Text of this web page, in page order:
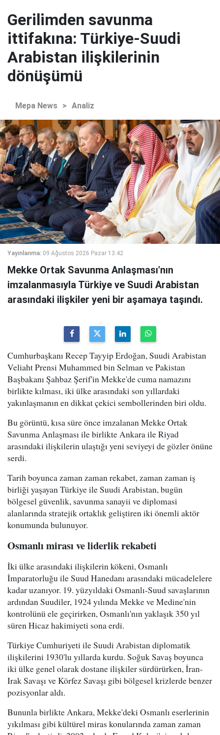
Gerilimden savunma
ittifakına: Türkiye-Suudi
Arabistan ilişkilerinin
dönüşümü
Mepa News > Analiz
Yayınlanma: 09 Ağustos 2026 Pazar 13:42
Mekke Ortak Savunma Anlaşması'nın
imzalanmasıyla Türkiye ve Suudi Arabistan
arasındaki ilişkiler yeni bir aşamaya taşındı.
Cumhurbaşkanı Recep Tayyip Erdoğan, Suudi Arabistan
Veliaht Prensi Muhammed bin Selman ve Pakistan
Başbakanı Şahbaz Şerif'in Mekke'de cuma namazını
birlikte kılması, iki ülke arasındaki son yıllardaki
yakınlaşmanın en dikkat çekici sembollerinden biri oldu.
Bu görüntü, kısa süre önce imzalanan Mekke Ortak
Savunma Anlaşması ile birlikte Ankara ile Riyad
arasındaki ilişkilerin ulaştığı yeni seviyeyi de gözler önüne
serdi.
Tarih boyunca zaman zaman rekabet, zaman zaman iş
birliği yaşayan Türkiye ile Suudi Arabistan, bugün
bölgesel güvenlik, savunma sanayii ve diplomasi
alanlarında stratejik ortaklık geliştiren iki önemli aktör
konumunda bulunuyor.
Osmanlı mirası ve liderlik rekabeti
İki ülke arasındaki ilişkilerin kökeni, Osmanlı
İmparatorluğu ile Suud Hanedanı arasındaki mücadelelere
kadar uzanıyor. 19. yüzyıldaki Osmanlı-Suud savaşlarının
ardından Suudiler, 1924 yılında Mekke ve Medine'nin
kontrolünü ele geçirirken, Osmanlı'nın yaklaşık 350 yıl
süren Hicaz hakimiyeti sona erdi.
Türkiye Cumhuriyeti ile Suudi Arabistan diplomatik
ilişkilerini 1930'lu yıllarda kurdu. Soğuk Savaş boyunca
iki ülke genel olarak dostane ilişkiler sürdürürken, İran-
Irak Savaşı ve Körfez Savaşı gibi bölgesel krizlerde benzer
pozisyonlar aldı.
Bununla birlikte Ankara, Mekke'deki Osmanlı eserlerinin
yıkılması gibi kültürel miras konularında zaman zaman